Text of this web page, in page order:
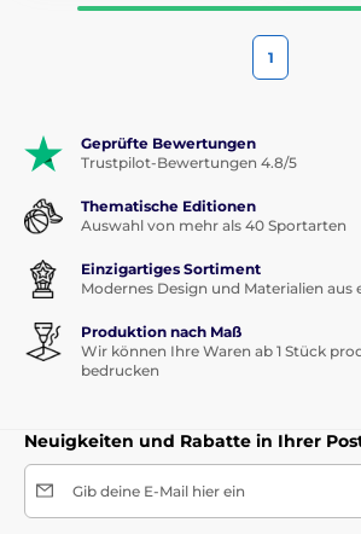
1
Geprüfte Bewertungen
Trustpilot-Bewertungen 4.8/5
Thematische Editionen
Auswahl von mehr als 40 Sportarten
Einzigartiges Sortiment
Modernes Design und Materialien
Produktion nach Maß
Wir können Ihre Waren ab 1 Stück
bedrucken
Neuigkeiten und Rabatte in Ihrer
Gib deine E-Mail hier ein